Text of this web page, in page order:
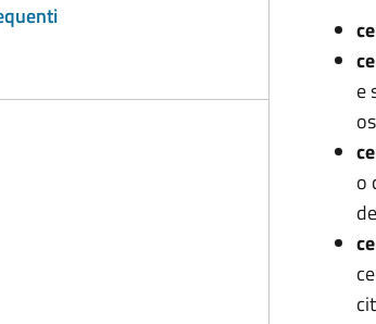
e
o